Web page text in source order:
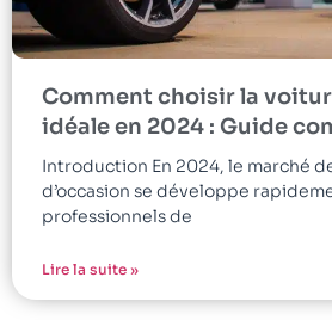
Comment choisir la
idéale en 2024 : Guide
Introduction En 2024, le marché
d’occasion se développe
professionnels de
Lire la suite »